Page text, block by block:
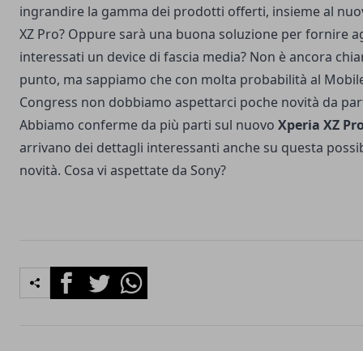
ingrandire la gamma dei prodotti offerti, insieme al
XZ Pro? Oppure sarà una buona soluzione per fornire
interessati un device di fascia media? Non è ancora
punto, ma sappiamo che con molta probabilità al
Congress non dobbiamo aspettarci poche novità da
Abbiamo conferme da più parti sul nuovo Xperia XZ
arrivano dei dettagli interessanti anche su questa
novità. Cosa vi aspettate da Sony?
FacebookTwitterWhatsapp